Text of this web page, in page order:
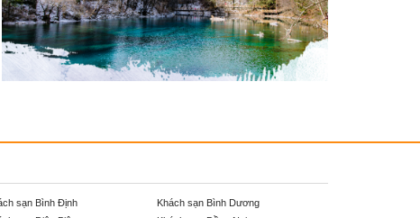
sạn Bình Định
Khách sạn Bình Dương